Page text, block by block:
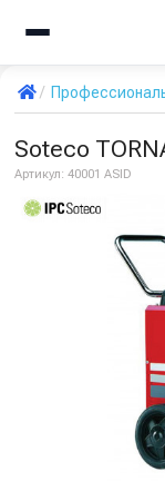
Soteco
Артикул: 40001 ASID